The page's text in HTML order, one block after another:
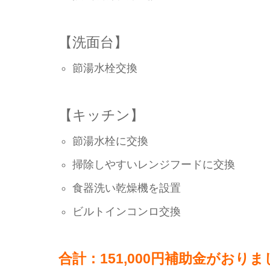
【洗面台】
節湯水栓交換
【キッチン】
節湯水栓に交換
掃除しやすいレンジフードに交換
食器洗い乾燥機を設置
ビルトインコンロ交換
合計：151,000円補助金がおりま